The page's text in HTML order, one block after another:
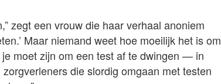
zegt een vrouw die haar verhaal anoniem
Maar niemand weet hoe moeilijk het is om
moet zijn om een test af te dwingen — in
die slordig omgaan met testen